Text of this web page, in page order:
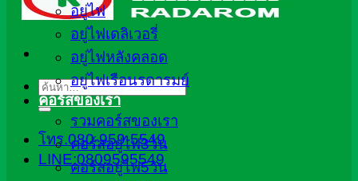
ค้นหา:
โทร.080-959-5549
LINE:0809595549
อยู่ไฟ
อยู่ไฟเดลิเวอรี่
อยู่ไฟหลังคลอด
อยู่ไฟเรือนรดารมย์
คอร์สของเรา
รวมคอร์สของเรา
คอร์สอยู่ไฟ3วัน
คอร์สอยู่ไฟ5วัน